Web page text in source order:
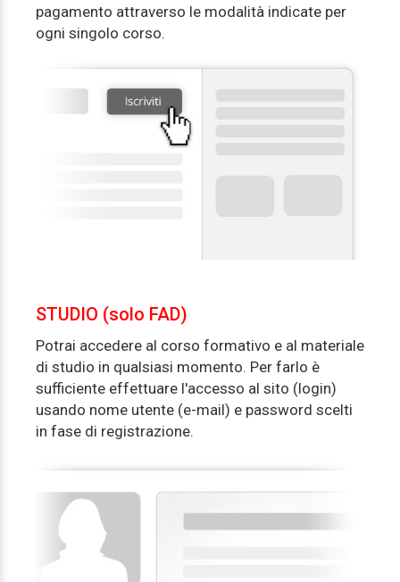
pagamento attraverso le modalità indicate per
ogni singolo corso.
STUDIO (solo FAD)
Potrai accedere al corso formativo e al materiale
di studio in qualsiasi momento. Per farlo è
sufficiente effettuare l'accesso al sito (login)
usando nome utente (e-mail) e password scelti
in fase di registrazione.